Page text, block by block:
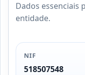
Dados essenciais
entidade.
NIF
518507548